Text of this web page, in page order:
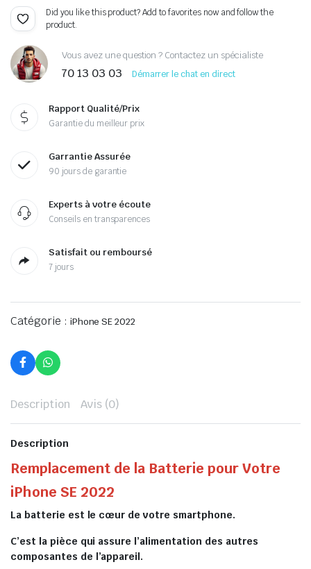
Did you like this product? Add to favorites now and follow the
product.
Vous avez une question ? Contactez un spécialiste
70 13 03 03 Démarrer le chat en direct
Rapport Qualité/Prix
Garantie du meilleur prix
Garrantie Assurée
90 jours de garantie
Experts à votre écoute
Conseils en transparences
Satisfait ou remboursé
7 jours
Catégorie : iPhone SE 2022
Description Avis (0)
Description
Remplacement de la Batterie pour Votre
iPhone SE 2022
La batterie est le cœur de votre smartphone.
C’est la pièce qui assure l’alimentation des autres
composantes de l’appareil.